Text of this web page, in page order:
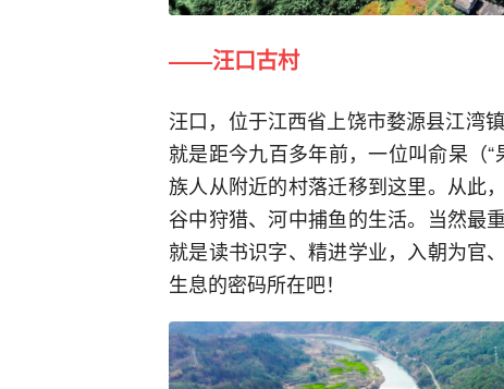
——汪口古村
汪口，位于江西省上饶市婺源县江湾
就是距今九百多年前，一位叫俞杲（
族人从附近的村落迁移到这里。从此
谷中狩猎、河中捕鱼的生活。当然最
就是读书识字、精进学业，入朝为官
生息的密码所在吧！